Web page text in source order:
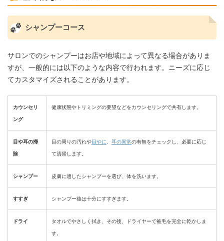
シャンプーコース
サロンでのシャンプーはお店や地域によって異なる場合がありま
すが、一般的には以下のような内容で行われます。ニーズに応じ
てカスタマイズされることがあります。
カウンセリ
ング
健康状態やトリミングの要望などをカウンセリングで共有します。
目や耳の掃
除
目の周りの汚れや目やに 耳の異常の有無をチェックし、必要に応じ
て清掃します。
シャンプー 皮膚に適したシャンプーを選び、体を洗います。
すすぎ シャンプー後は十分にすすぎます。
ドライ
タオルでやさしく拭き、その後、ドライヤーで被毛を完全に乾かしま
す。